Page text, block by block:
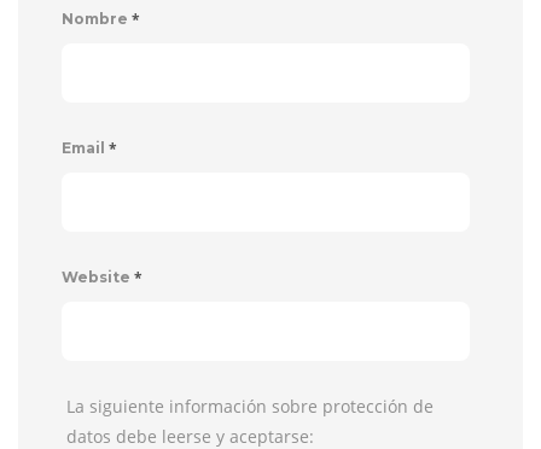
Nombre *
Email *
Website *
La siguiente información sobre protección de
datos debe leerse y aceptarse: